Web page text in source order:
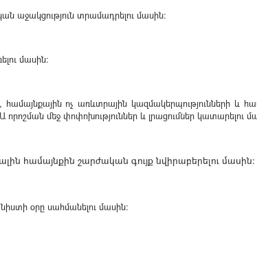
աջակցություն տրամադրելու մասին։
մասին։
ոչ առևտրային կազմակերպությունների և
մեջ փոփոխություններ և լրացումներ կատարելու
համայնքին շարժական գույք նվիրաբերելու մասին։
օրը սահմանելու մասին։